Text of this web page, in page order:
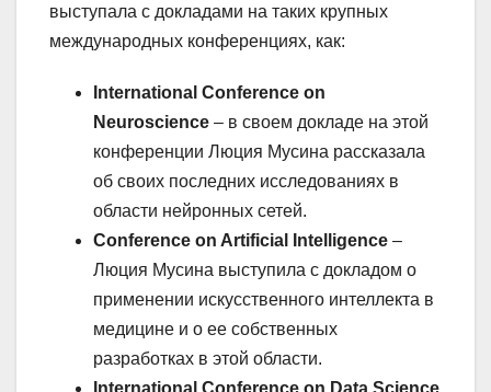
выступала с докладами на таких крупных
международных конференциях, как:
International Conference on
Neuroscience – в своем докладе на этой
конференции Люция Мусина рассказала
об своих последних исследованиях в
области нейронных сетей.
Conference on Artificial Intelligence –
Люция Мусина выступила с докладом о
применении искусственного интеллекта в
медицине и о ее собственных
разработках в этой области.
International Conference on Data Science